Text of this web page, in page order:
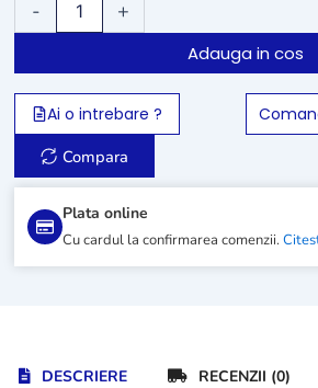
Plata online
Cu cardul la confirmarea comenzii.
-
Hygienium
pentru
maini
250
+
Adauga in cos
Ai o intrebare ?
Compara
DESCRIERE RECENZII (0)